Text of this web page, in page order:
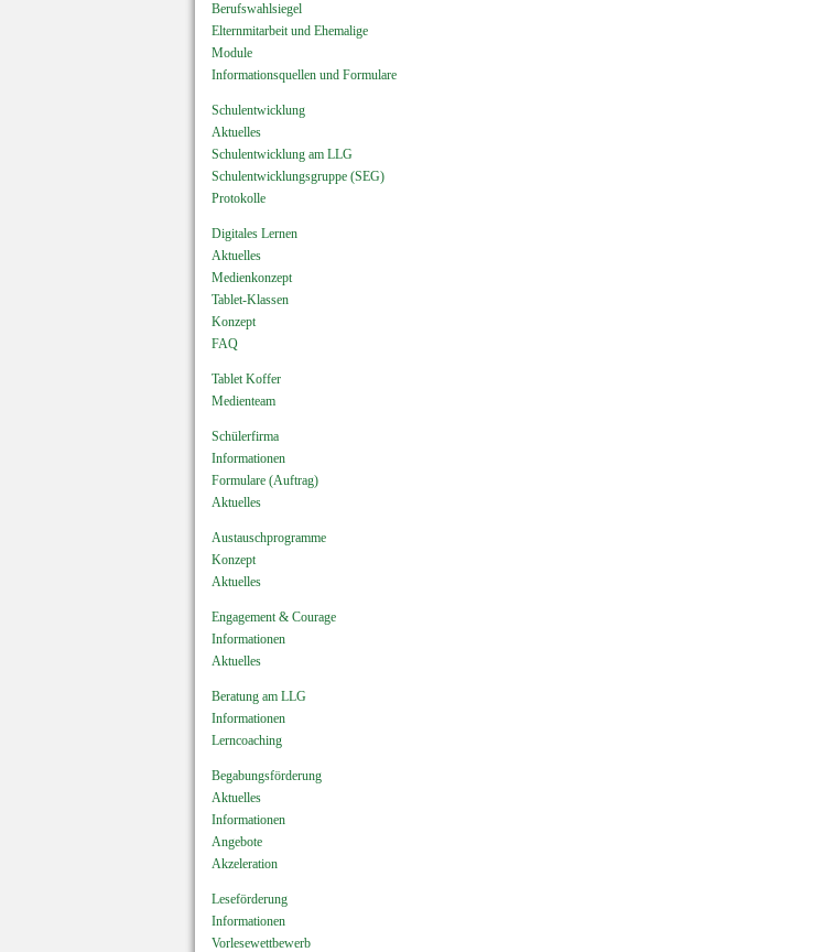
Berufswahlsiegel
Elternmitarbeit und Ehemalige
Module
Informationsquellen und Formulare
Schulentwicklung
Aktuelles
Schulentwicklung am LLG
Schulentwicklungsgruppe (SEG)
Protokolle
Digitales Lernen
Aktuelles
Medienkonzept
Tablet-Klassen
Konzept
FAQ
Tablet Koffer
Medienteam
Schülerfirma
Informationen
Formulare (Auftrag)
Aktuelles
Austauschprogramme
Konzept
Aktuelles
Engagement & Courage
Informationen
Aktuelles
Beratung am LLG
Informationen
Lerncoaching
Begabungsförderung
Aktuelles
Informationen
Angebote
Akzeleration
Leseförderung
Informationen
Vorlesewettbewerb